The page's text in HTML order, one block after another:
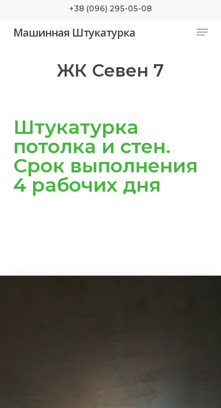
main
+38 (096) 295-05-08
Машинная Штукатурка Menu
ЖК Севен 7
Штукатурка
потолка и стен.
Срок выполнения
4 рабочих дня